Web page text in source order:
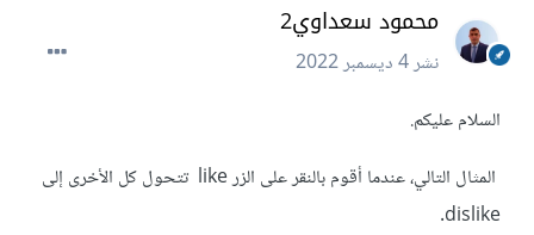
محمود سعداوي2
نشر4 ديسمبر 2022
السلام عليكم.
المثال التالي، عندما أقوم بالنقر على الزر like تتحول كل الأخرى إلى
dislike.